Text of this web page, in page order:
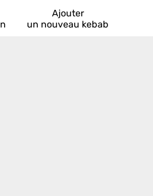
Ajouter
un nouveau kebab